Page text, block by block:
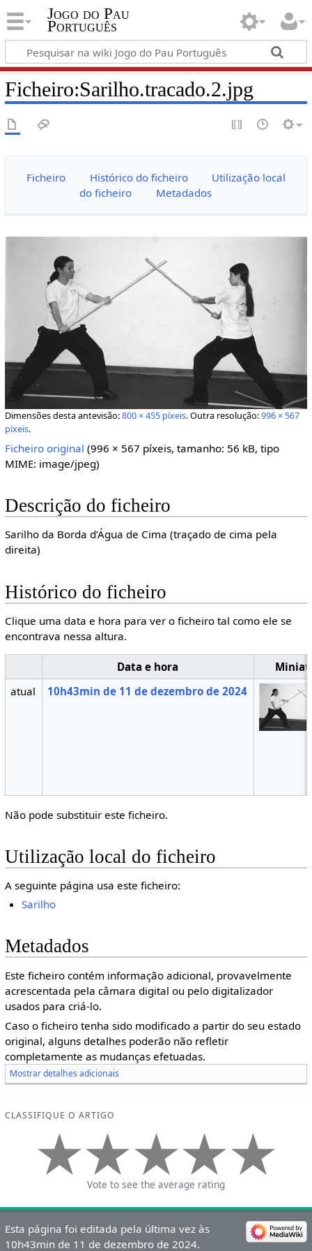
Jogo do Pau
Português
Ficheiro:Sarilho.tracado.2.jpg
Ficheiro Histórico do ficheiro
Utilização local
do ficheiro
Metadados
Dimensões desta antevisão:800 × 455 píxeis.Outra resolução:996 × 567
píxeis.
Ficheiro original (996 × 567 píxeis, tamanho: 56 kB, tipo
MIME: image/jpeg)
Descrição do ficheiro
Sarilho da Borda d’Água de Cima (traçado de cima pela
direita)
Histórico do ficheiro
Clique uma data e hora para ver o ficheiro tal como ele se
encontrava nessa altura.
Data e hora
atual
10h43min de 11 de dezembro de 2024
Não pode substituir este ficheiro.
Utilização local do ficheiro
A seguinte página usa este ficheiro:
Sarilho
Metadados
Este ficheiro contém informação adicional, provavelmente
acrescentada pela câmara digital ou pelo digitalizador
usados para criá-lo.
Caso o ficheiro tenha sido modificado a partir do seu estado
original, alguns detalhes poderão não refletir
completamente as mudanças efetuadas.
Mostrar detalhes adicionais
CLASSIFIQUE O ARTIGO
Vote to see the average rating
Esta página foi editada pela última vez às
10h43min de 11 de dezembro de 2024.